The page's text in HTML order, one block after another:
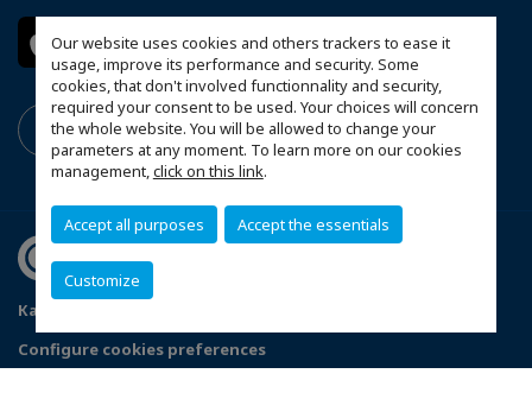
Our website uses cookies and others trackers to ease it
usage, improve its performance and security. Some
cookies, that don't involved functionnality and security,
required your consent to be used. Your choices will concern
the whole website. You will be allowed to change your
parameters at any moment. To learn more on our cookies
management,click on this link.
Accept all purposes Accept the essentials
Customize
Карта на сайта
Configure cookies preferences